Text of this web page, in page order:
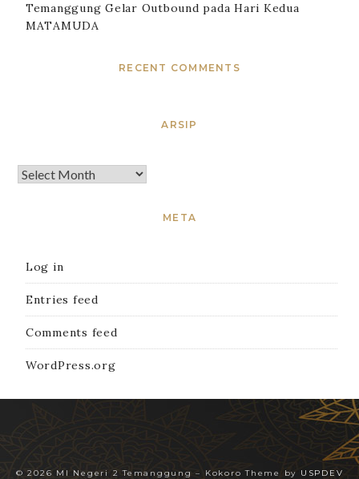
Temanggung Gelar Outbound pada Hari Kedua
MATAMUDA
RECENT COMMENTS
ARSIP
META
Log in
Entries feed
Comments feed
WordPress.org
© 2026 MI Negeri 2 Temanggung– Kokoro Theme by USPDEV